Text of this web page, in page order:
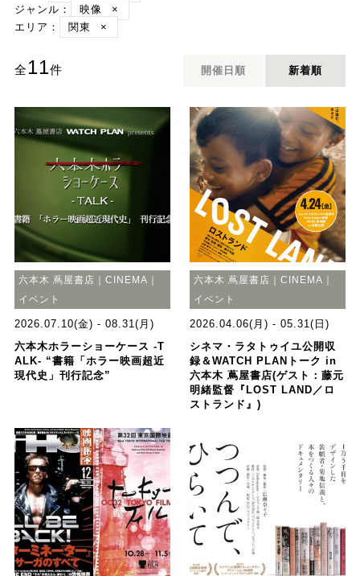
ジャンル：
映像
×
エリア：
関東 ×
全11件 開催日順 新着順
六本木 蔦屋書店｜CINEMA｜
イベント
2026.07.10(金) - 08.31(月)
六本木ホラーショーケース -T
ALK- “書籍「ホラー映画超近
現代史」刊行記念”
六本木 蔦屋書店｜CINEMA｜
イベント
2026.04.06(月) - 05.31(日)
シネマ・ラタトゥイユ公開収
録＆WATCH PLANトーク in
六本木 蔦屋書店(ゲスト：藤元
明緒監督『LOST LAND／ロ
ストランド』)